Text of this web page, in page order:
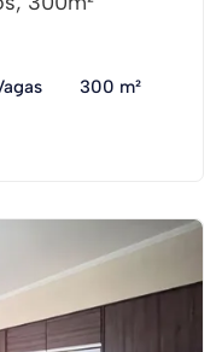
300 m²